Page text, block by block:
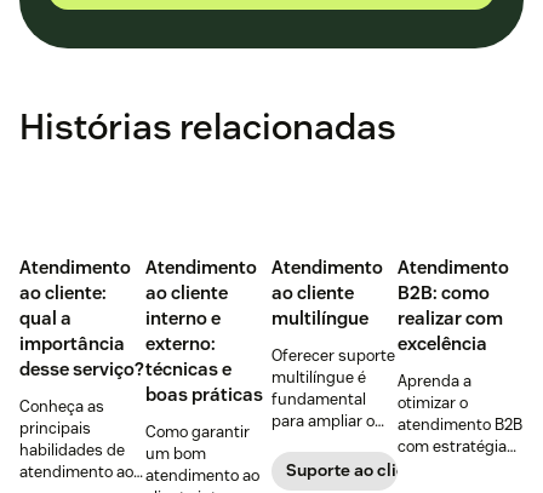
Histórias relacionadas
Atendimento
ao cliente:
qual a
importância
desse serviço?
Conheça as
principais
habilidades de
atendimento ao
Atendimento
ao cliente
interno e
externo:
técnicas e
boas práticas
Como garantir
um bom
atendimento ao
Atendimento
ao cliente
multilíngue
Oferecer suporte
multilíngue é
fundamental
para ampliar o
mercado e
construir uma
Suporte ao cliente
Atendimento
B2B: como
realizar com
excelência
Aprenda a
otimizar o
atendimento B2B
com estratégias